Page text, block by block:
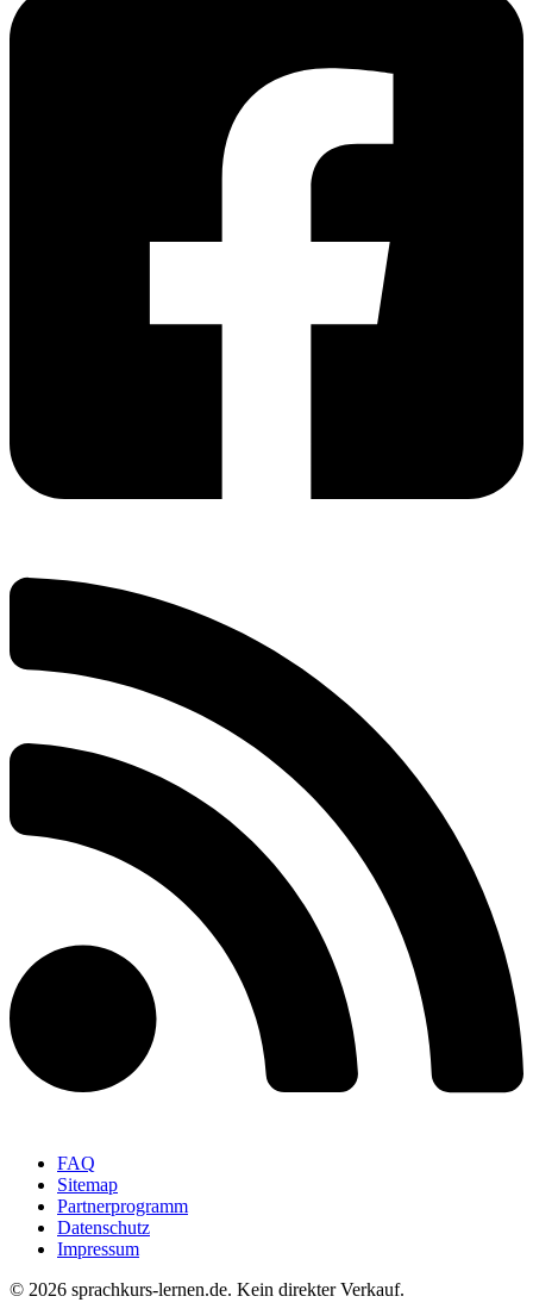
FAQ
Sitemap
Partnerprogramm
Datenschutz
Impressum
© 2026 sprachkurs-lernen.de. Kein direkter Verkauf.